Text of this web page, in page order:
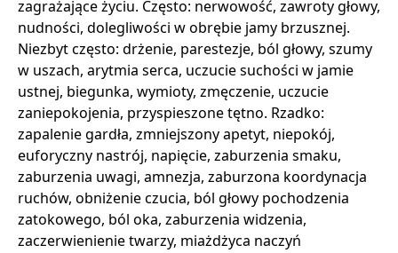
zagrażające życiu. Często: nerwowość, zawroty głowy,
nudności, dolegliwości w obrębie jamy brzusznej.
Niezbyt często: drżenie, parestezje, ból głowy, szumy
w uszach, arytmia serca, uczucie suchości w jamie
ustnej, biegunka, wymioty, zmęczenie, uczucie
zaniepokojenia, przyspieszone tętno. Rzadko:
zapalenie gardła, zmniejszony apetyt, niepokój,
euforyczny nastrój, napięcie, zaburzenia smaku,
zaburzenia uwagi, amnezja, zaburzona koordynacja
ruchów, obniżenie czucia, ból głowy pochodzenia
zatokowego, ból oka, zaburzenia widzenia,
zaczerwienienie twarzy, miażdżyca naczyń